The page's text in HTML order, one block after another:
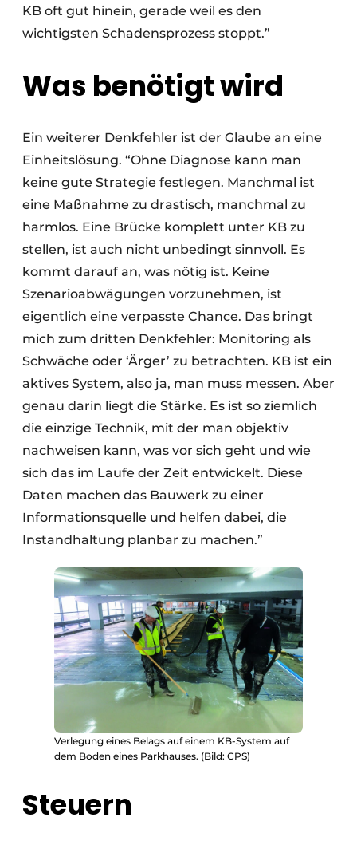
KB oft gut hinein, gerade weil es den
wichtigsten Schadensprozess stoppt.”
Was benötigt wird
Ein weiterer Denkfehler ist der Glaube an eine
Einheitslösung. “Ohne Diagnose kann man
keine gute Strategie festlegen. Manchmal ist
eine Maßnahme zu drastisch, manchmal zu
harmlos. Eine Brücke komplett unter KB zu
stellen, ist auch nicht unbedingt sinnvoll. Es
kommt darauf an, was nötig ist. Keine
Szenarioabwägungen vorzunehmen, ist
eigentlich eine verpasste Chance. Das bringt
mich zum dritten Denkfehler: Monitoring als
Schwäche oder ‘Ärger’ zu betrachten. KB ist ein
aktives System, also ja, man muss messen. Aber
genau darin liegt die Stärke. Es ist so ziemlich
die einzige Technik, mit der man objektiv
nachweisen kann, was vor sich geht und wie
sich das im Laufe der Zeit entwickelt. Diese
Daten machen das Bauwerk zu einer
Informationsquelle und helfen dabei, die
Instandhaltung planbar zu machen.”
Verlegung eines Belags auf einem KB-System auf
dem Boden eines Parkhauses. (Bild: CPS)
Steuern